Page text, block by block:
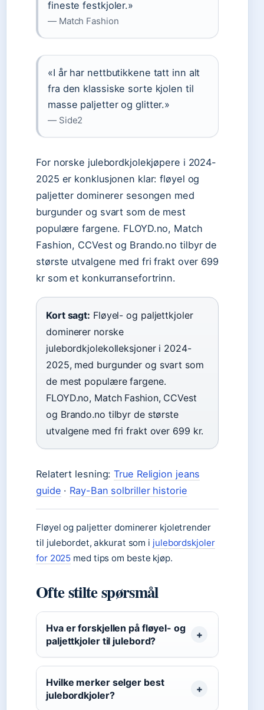
fineste festkjoler.»
— Match Fashion
«I år har nettbutikkene tatt inn alt
fra den klassiske sorte kjolen til
masse paljetter og glitter.»
— Side2
For norske julebordkjolekjøpere i 2024-
2025 er konklusjonen klar: fløyel og
paljetter dominerer sesongen med
burgunder og svart som de mest
populære fargene. FLOYD.no, Match
Fashion, CCVest og Brando.no tilbyr de
største utvalgene med fri frakt over 699
kr som et konkurransefortrinn.
Kort sagt: Fløyel- og paljettkjoler
dominerer norske
julebordkjolekolleksjoner i 2024-
2025, med burgunder og svart som
de mest populære fargene.
FLOYD.no, Match Fashion, CCVest
og Brando.no tilbyr de største
utvalgene med fri frakt over 699 kr.
Relatert lesning:True Religion jeans
guide · Ray-Ban solbriller historie
Fløyel og paljetter dominerer kjoletrender
til julebordet, akkurat som i julebordskjoler
for 2025 med tips om beste kjøp.
Ofte stilte spørsmål
Hva er forskjellen på fløyel- og
paljettkjoler til julebord?
Hvilke merker selger best
julebordkjoler?